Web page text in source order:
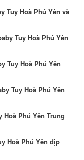
Tuy Hoà Phú Yên và
Tuy Hoà Phú Yên
Tuy Hoà Phú Yên
Tuy Hoà Phú Yên
Hoà Phú Yên Trung
Hoà Phú Yên dịp